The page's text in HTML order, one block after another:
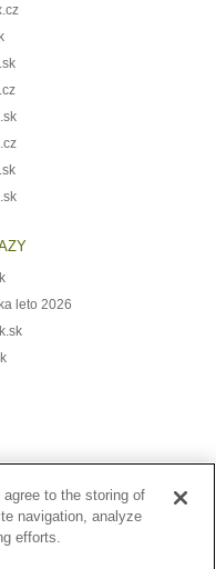
leto 2026
agree to the storing of
navigation, analyze
efforts.